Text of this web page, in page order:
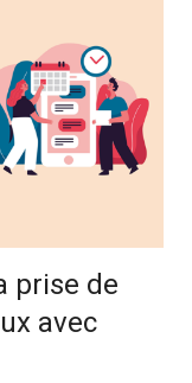
prise de
avec